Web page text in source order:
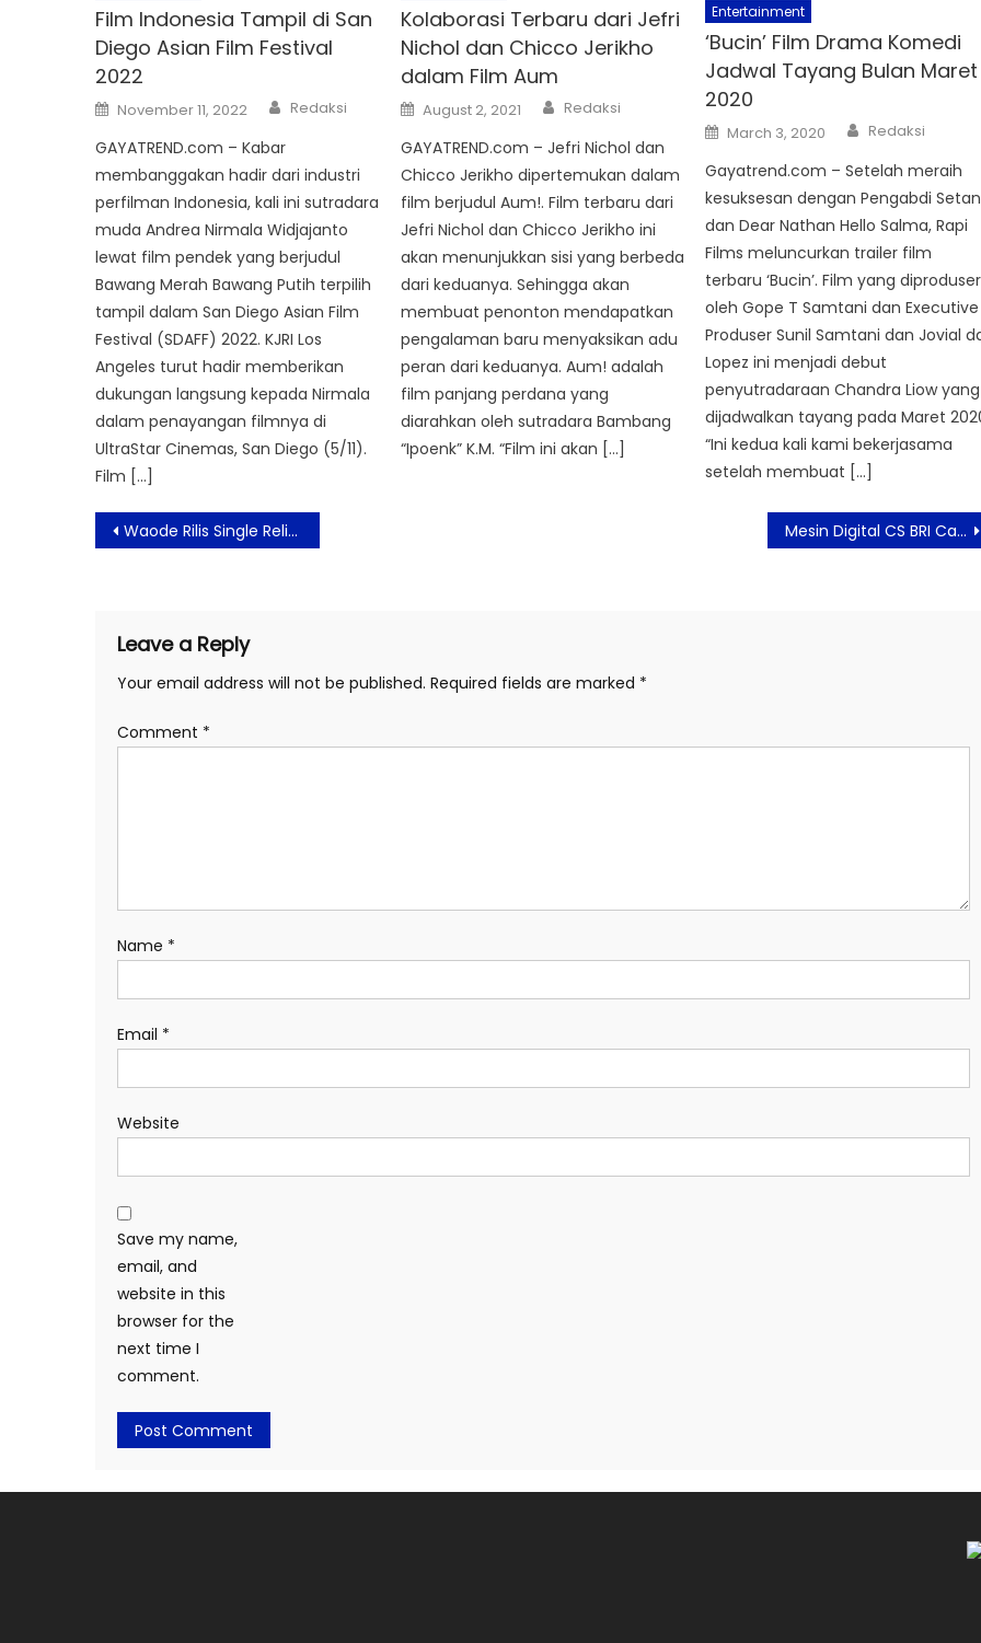
Film Indonesia Tampil di San
Diego Asian Film Festival
2022
Posted
on
November 11, 2022 Author
Redaksi
GAYATREND.com – Kabar
membanggakan hadir dari industri
perfilman Indonesia, kali ini sutradara
muda Andrea Nirmala Widjajanto
lewat film pendek yang berjudul
Bawang Merah Bawang Putih terpilih
tampil dalam San Diego Asian Film
Festival (SDAFF) 2022. KJRI Los
Angeles turut hadir memberikan
dukungan langsung kepada Nirmala
dalam penayangan filmnya di
UltraStar Cinemas, San Diego (5/11).
Film […]
Kolaborasi Terbaru dari Jefri
Nichol dan Chicco Jerikho
dalam Film Aum
Posted
on
August 2, 2021 Author
Redaksi
GAYATREND.com – Jefri Nichol dan
Chicco Jerikho dipertemukan dalam
film berjudul Aum!. Film terbaru dari
Jefri Nichol dan Chicco Jerikho ini
akan menunjukkan sisi yang berbeda
dari keduanya. Sehingga akan
membuat penonton mendapatkan
pengalaman baru menyaksikan adu
peran dari keduanya. Aum! adalah
film panjang perdana yang
diarahkan oleh sutradara Bambang
“Ipoenk” K.M. “Film ini akan […]
Entertainment
‘Bucin’ Film Drama Komedi
Jadwal Tayang Bulan Maret
2020
Posted
on
March 3, 2020 Author
Redaksi
Gayatrend.com – Setelah meraih
kesuksesan dengan Pengabdi Setan
dan Dear Nathan Hello Salma, Rapi
Films meluncurkan trailer film
terbaru ‘Bucin’. Film yang
oleh Gope T Samtani dan Executive
Produser Sunil Samtani dan Jovial
Lopez ini menjadi debut
penyutradaraan Chandra Liow yang
dijadwalkan tayang pada Maret
“Ini kedua kali kami bekerjasama
setelah membuat […]
Post
navigation
Waode Rilis Single Religi Pertama “Demi Masa” Mesin Digital CS BRI Cabang Kebayoran Baru, Layanan Nasabah Lebih Mudah dan Cepat
Leave a Reply
Your email address will not be published. Required fields are marked *
Comment *
Name *
Email *
Website
Save my name,
email, and
website in this
browser for the
next time I
comment.